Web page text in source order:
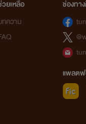
ยเหลือ
ทความ
ช่องทา
แพลตฟ